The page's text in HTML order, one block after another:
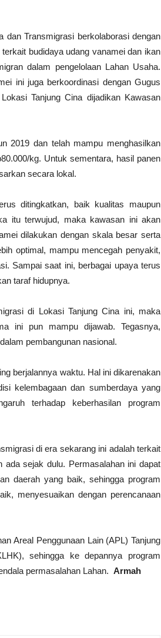
dan Transmigrasi berkolaborasi dengan
budidaya udang vanamei dan ikan
dalam pengelolaan Lahan Usaha.
ini juga berkoordinasi dengan Gugus
Tanjung Cina dijadikan Kawasan
2019 dan telah mampu menghasilkan
kg. Untuk sementara, hasil panen
secara lokal.
ditingkatkan, baik kualitas maupun
itu terwujud, maka kawasan ini akan
dilakukan dengan skala besar serta
optimal, mampu mencegah penyakit,
Sampai saat ini, berbagai upaya terus
taraf hidupnya.
di Lokasi Tanjung Cina ini, maka
ini pun mampu dijawab. Tegasnya,
pembangunan nasional.
berjalannya waktu. Hal ini dikarenakan
kelembagaan dan sumberdaya yang
terhadap keberhasilan program
di era sekarang ini adalah terkait
ada sejak dulu. Permasalahan ini dapat
daerah yang baik, sehingga program
menyesuaikan dengan perencanaan
Areal Penggunaan Lain (APL) Tanjung
sehingga ke depannya program
permasalahan Lahan. Armah